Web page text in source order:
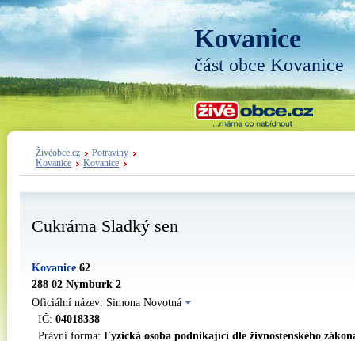
Kovanice
část obce Kovanice
Živéobce.cz
Potraviny
Kovanice
Kovanice
Cukrárna Sladký sen
Kovanice 62
288 02 Nymburk 2
Oficiální název: Simona Novotná
IČ: 04018338
Právní forma: Fyzická osoba podnikající dle živnostenského